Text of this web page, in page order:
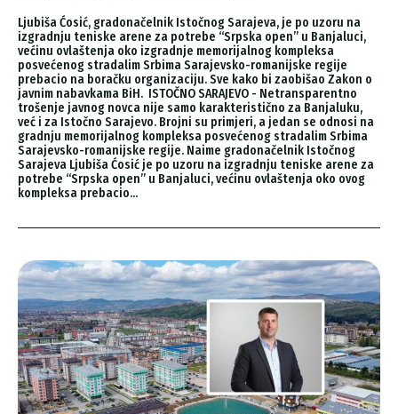
Ljubiša Ćosić, gradonačelnik Istočnog Sarajeva, je po uzoru na
izgradnju teniske arene za potrebe “Srpska open” u Banjaluci,
većinu ovlaštenja oko izgradnje memorijalnog kompleksa
posvećenog stradalim Srbima Sarajevsko-romanijske regije
prebacio na boračku organizaciju. Sve kako bi zaobišao Zakon o
javnim nabavkama BiH. ISTOČNO SARAJEVO - Netransparentno
trošenje javnog novca nije samo karakteristično za Banjaluku,
već i za Istočno Sarajevo. Brojni su primjeri, a jedan se odnosi na
gradnju memorijalnog kompleksa posvećenog stradalim Srbima
Sarajevsko-romanijske regije. Naime gradonačelnik Istočnog
Sarajeva Ljubiša Ćosić je po uzoru na izgradnju teniske arene za
potrebe “Srpska open” u Banjaluci, većinu ovlaštenja oko ovog
kompleksa prebacio...